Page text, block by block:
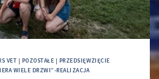
VET | POZOSTAŁE | PRZEDSIĘWZIĘCIE
WIELE DRZWI”-REALIZACJA